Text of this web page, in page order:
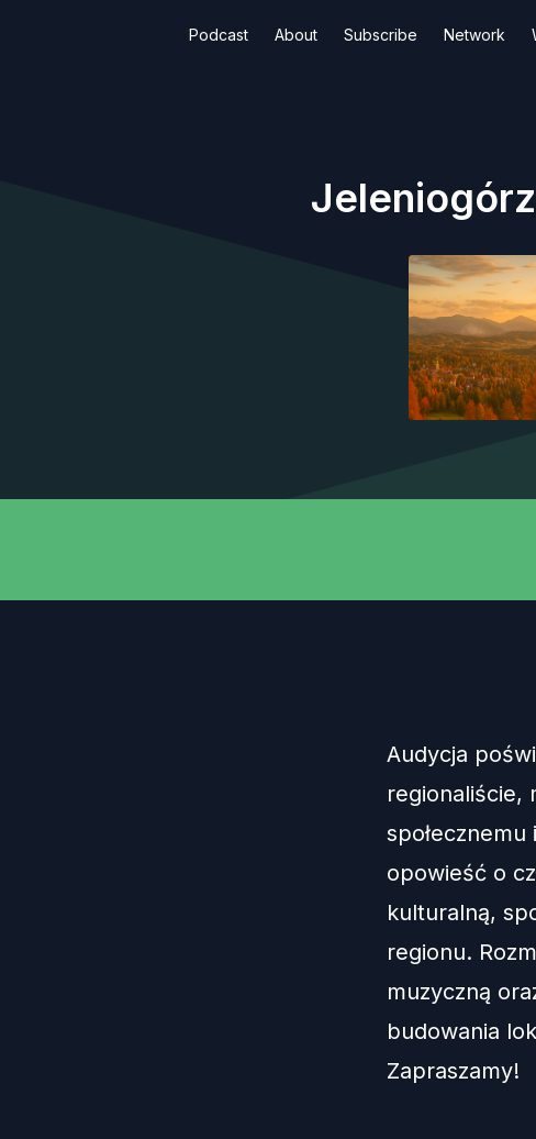
Podcast About Subscribe Network
Audycja
regionaliście,
opowieść o
kulturalną,
regionu.
muzyczną
budowania
Zapraszamy!